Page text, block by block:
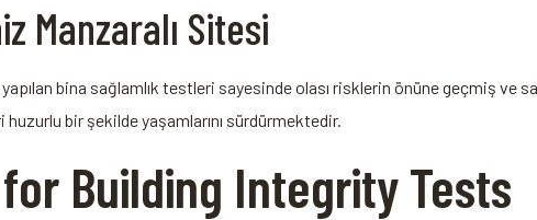
Manzaralı⁢ Sitesi
bina sağlamlık testleri sayesinde olası risklerin önüne geçmiş‌ ve
bir şekilde yaşamlarını ⁣sürdürmektedir.
Building Integrity Tests